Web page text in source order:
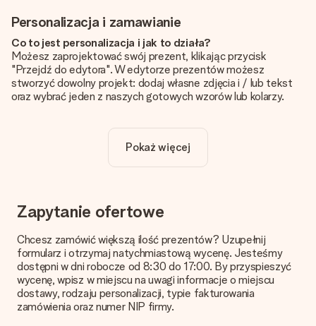
Personalizacja i zamawianie
Co to jest personalizacja i jak to działa?
Możesz zaprojektować swój prezent, klikając przycisk
"Przejdź do edytora". W edytorze prezentów możesz
stworzyć dowolny projekt: dodaj własne zdjęcia i / lub tekst
oraz wybrać jeden z naszych gotowych wzorów lub kolarzy.
Cena podana na stronie internetowej obejmuje personalizację
Twojego prezentu - ilość zdjęć lub tekstów nie wpływa na
jakość?
Chcemy mieć pewność, że będziesz w pełni zadowolony ze
wysokiej jakości. Jeśli nie masz pewności co do jakości zdjęcia,
skontaktuj się z naszym działem obsługi klienta i dołącz
zdjęcie wraz z prezentem, który chcesz zamówić. Będą oni
mogli sprawdzić dla Ciebie jakość zdjęcia!
Format zdjęć?
Pokaż więcej
Zapytanie ofertowe
Chcesz zamówić większą ilość prezentów? Uzupełnij
formularz i otrzymaj natychmiastową wycenę. Jesteśmy
dostępni w dni robocze od 8:30 do 17:00. By przyspieszyć
wycenę, wpisz w miejscu na uwagi informacje o miejscu
dostawy, rodzaju personalizacji, typie fakturowania
zamówienia oraz numer NIP firmy.